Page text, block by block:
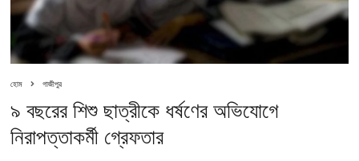
হোম গাজীপুর
৯ বছরের শিশু ছাত্রীকে ধর্ষণের অভিযোগে
নিরাপত্তাকর্মী গ্রেফতার